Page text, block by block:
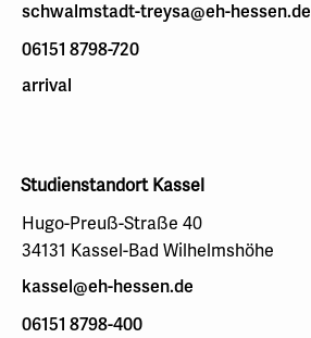
schwalmstadt-treysa@eh-hessen.de
06151 8798-720
arrival
Studienstandort Kassel
Hugo-Preuß-Straße 40
34131 Kassel-Bad Wilhelmshöhe
kassel@eh-hessen.de
06151 8798-400